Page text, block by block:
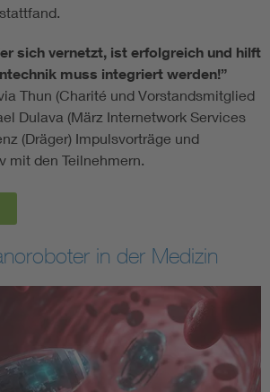
sich vernetzt, ist erfolgreich und hilft
muss integriert werden!”
Thun (Charité und Vorstandsmitglied
Dulava (März Internetwork Services
(Dräger) Impulsvorträge und
mit den Teilnehmern.
in der Medizin